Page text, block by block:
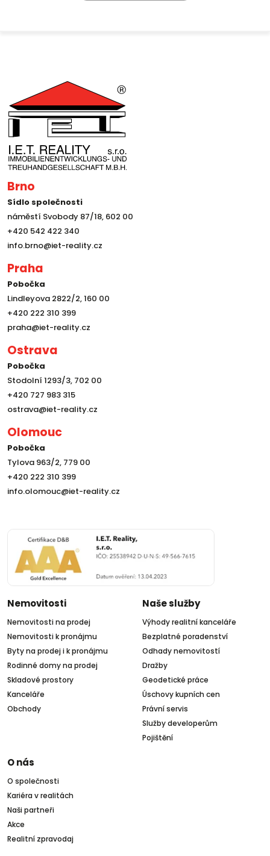
Brno
Sídlo společnosti
náměstí Svobody 87/18, 602 00
+420 542 422 340
info.brno@iet-reality.cz
Praha
Pobočka
Lindleyova 2822/2, 160 00
+420 222 310 399
praha@iet-reality.cz
Ostrava
Pobočka
Stodolní 1293/3, 702 00
+420 727 983 315
ostrava@iet-reality.cz
Olomouc
Pobočka
Tylova 963/2, 779 00
+420 222 310 399
info.olomouc@iet-reality.cz
Nemovitosti
Nemovitosti na prodej
Nemovitosti k pronájmu
Byty na prodej i k pronájmu
Rodinné domy na prodej
Skladové prostory
Kanceláře
Obchody
Naše služby
Výhody realitní kanceláře
Bezplatné poradenství
Odhady nemovitostí
Dražby
Geodetické práce
Úschovy kupních cen
Právní servis
Služby developerům
Pojištění
O nás
O společnosti
Kariéra v realitách
Naši partneři
Akce
Realitní zpravodaj